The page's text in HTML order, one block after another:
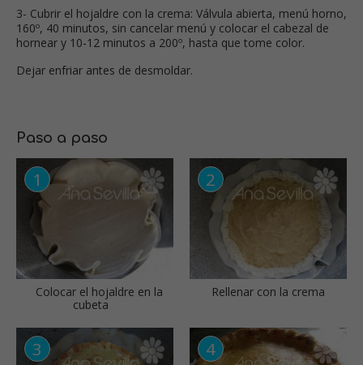
3- Cubrir el hojaldre con la crema: Válvula abierta, menú horno,
160º, 40 minutos, sin cancelar menú y colocar el cabezal de
hornear y 10-12 minutos a 200º, hasta que tome color.
Dejar enfriar antes de desmoldar.
Paso a paso
Colocar el hojaldre en la
cubeta
Rellenar con la crema